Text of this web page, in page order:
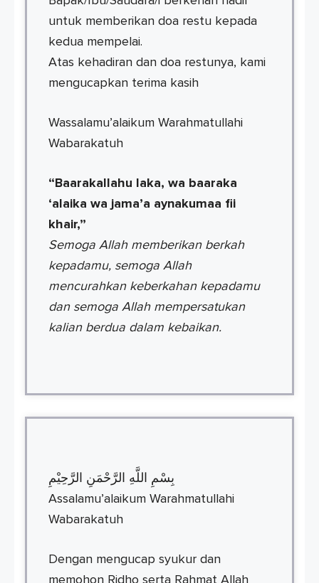
untuk memberikan doa restu kepada
kedua mempelai.
Atas kehadiran dan doa restunya, kami
mengucapkan terima kasih
Wassalamu’alaikum Warahmatullahi
Wabarakatuh
“Baarakallahu laka, wa baaraka
‘alaika wa jama’a aynakumaa fii
khair,”
Semoga Allah memberikan berkah
kepadamu, semoga Allah
mencurahkan keberkahan kepadamu
dan semoga Allah mempersatukan
kalian berdua dalam kebaikan.
بِسْمِ اللَّهِ الرَّحْمَنِ الرَّحِيْمِ
Assalamu’alaikum Warahmatullahi
Wabarakatuh
Dengan mengucap syukur dan
memohon Ridho serta Rahmat Allah